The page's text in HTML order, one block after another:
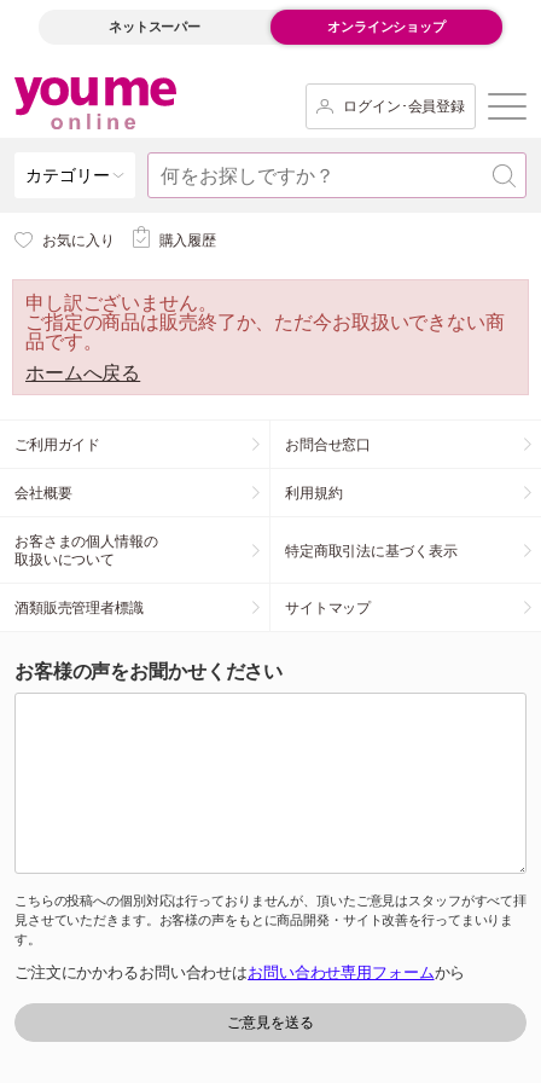
ネットスーパー オンラインショップ
ログイン･会員登録
カテゴリー
お気に入り 購入履歴
申し訳ございません。
ご指定の商品は販売終了か、ただ今お取扱いできない商
品です。
ホームへ戻る
ご利用ガイド お問合せ窓口
会社概要 利用規約
お客さまの個人情報の
取扱いについて
特定商取引法に基づく表示
酒類販売管理者標識 サイトマップ
お客様の声をお聞かせください
こちらの投稿への個別対応は行っておりませんが、頂いたご意見はスタッフがすべて拝
見させていただきます。お客様の声をもとに商品開発・サイト改善を行ってまいりま
す。
ご注文にかかわるお問い合わせはお問い合わせ専用フォームから